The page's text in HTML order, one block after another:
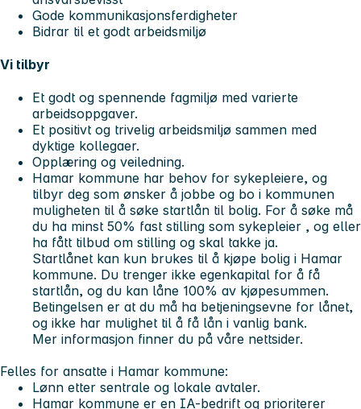
Gode kommunikasjonsferdigheter
Bidrar til et godt arbeidsmiljø
Vi tilbyr
Et godt og spennende fagmiljø med varierte
arbeidsoppgaver.
Et positivt og trivelig arbeidsmiljø sammen med
dyktige kollegaer.
Opplæring og veiledning.
Hamar kommune har behov for sykepleiere, og
tilbyr deg som ønsker å jobbe og bo i kommunen
muligheten til å søke startlån til bolig. For å søke må
du ha minst 50% fast stilling som sykepleier , og eller
ha fått tilbud om stilling og skal takke ja.
Startlånet kan kun brukes til å kjøpe bolig i Hamar
kommune. Du trenger ikke egenkapital for å få
startlån, og du kan låne 100% av kjøpesummen.
Betingelsen er at du må ha betjeningsevne for lånet,
og ikke har mulighet til å få lån i vanlig bank.
Mer informasjon finner du på våre nettsider.
Felles for ansatte i Hamar kommune:
Lønn etter sentrale og lokale avtaler.
Hamar kommune er en IA-bedrift og prioriterer